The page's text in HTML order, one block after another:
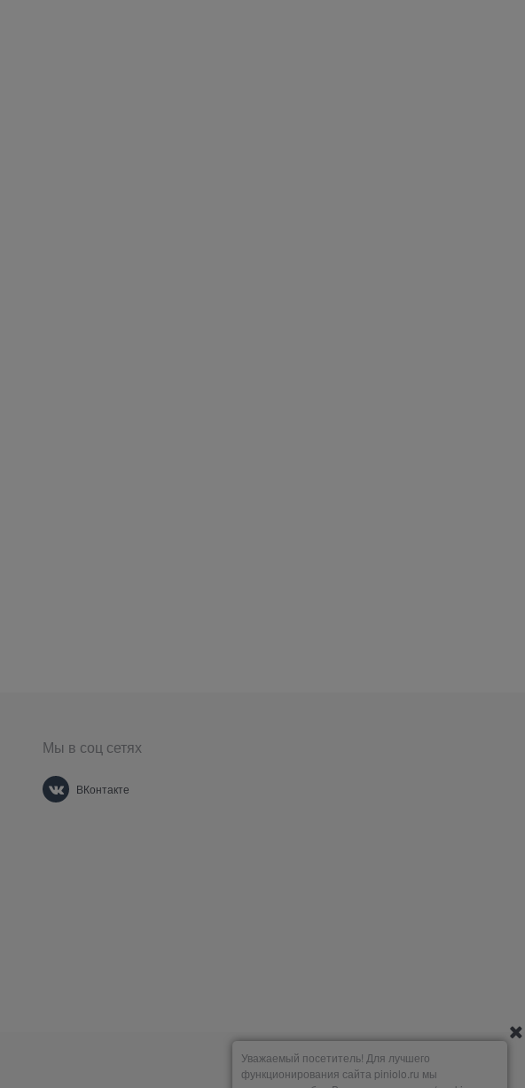
Мы в соц сетях
ВКонтакте
Уважаемый посетитель! Для лучшего
функционирования сайта piniolo.ru мы